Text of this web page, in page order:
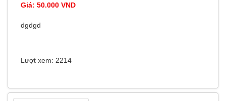
Giá: 50.000 VND
dgdgd
Lượt xem: 2214